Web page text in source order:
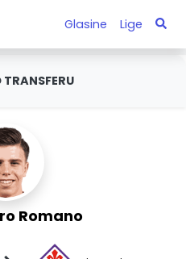
Glasine Lige
Romano